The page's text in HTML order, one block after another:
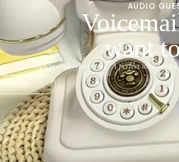
AUDIO
want
The complete audio guestbook. A perfect way to
PRICELIST